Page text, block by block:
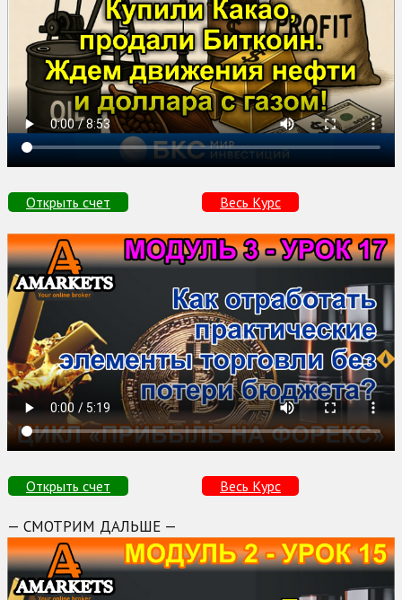
Открыть счет Весь Курс
Открыть счет Весь Курс
— СМОТРИМ ДАЛЬШЕ —